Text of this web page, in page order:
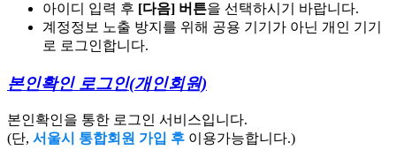
아이디 입력 후 [다음] 버튼을 선택하시기 바랍니다.
계정정보 노출 방지를 위해 공용 기기가 아닌 개인 기기
로 로그인합니다.
본인확인 로그인(개인회원)
본인확인을 통한 로그인 서비스입니다.
(단, 서울시 통합회원 가입 후 이용가능합니다.)